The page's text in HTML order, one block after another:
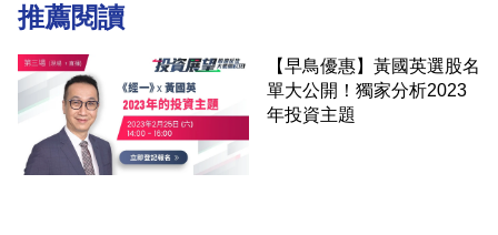
推薦閱讀
【早鳥優惠】黃國英選股名
單大公開！獨家分析2023
年投資主題